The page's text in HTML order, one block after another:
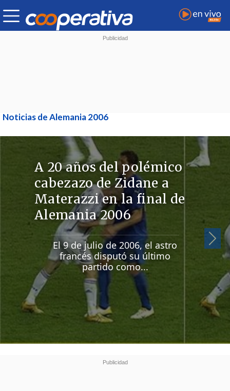
Noticias de Alemania 2006
A 20 años del polémico
cabezazo de Zidane a
Materazzi en la final de
Alemania 2006
El 9 de julio de 2006, el astro
francés disputó su último
partido como...